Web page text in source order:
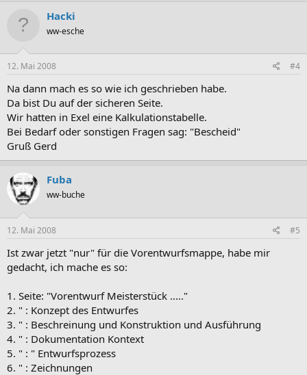
Hacki
ww-esche
12. Mai 2008 #4
Na dann mach es so wie ich geschrieben habe.
Da bist Du auf der sicheren Seite.
Wir hatten in Exel eine Kalkulationstabelle.
Bei Bedarf oder sonstigen Fragen sag: "Bescheid"
Gruß Gerd
Fuba
ww-buche
12. Mai 2008 #5
Ist zwar jetzt "nur" für die Vorentwurfsmappe, habe mir
gedacht, ich mache es so:
1. Seite: "Vorentwurf Meisterstück ....."
2. " : Konzept des Entwurfes
3. " : Beschreinung und Konstruktion und Ausführung
4. " : Dokumentation Kontext
5. " : " Entwurfsprozess
6. " : Zeichnungen